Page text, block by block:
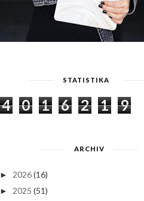
STATISTIKA
4 0 1 6 2 1 9
ARCHIV
► 2026 (16)
► 2025 (51)